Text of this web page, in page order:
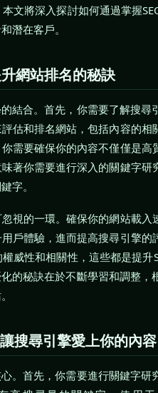
文將深入探討如何通過掌握
潛在客戶。
網站排名的秘訣
結合。首先，你需要了解搜尋
估和排名網站，包括內容的相
需要確保你的內容不僅僅是高
著你需要進行深入的關鍵字研
字。
視的一環。確保你的網站載入
戶體驗，進而提高搜尋引擎的
威性和相關性，這些都是提升
的秘訣在於不斷學習和調整，
搜尋引擎愛上你的內容
。首先，你需要進行關鍵字研